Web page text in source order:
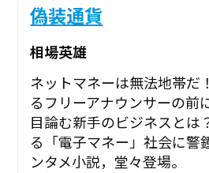
偽装通貨
相場英雄
ネットマネーは無法地帯
るフリーアナウンサーの前
目論む新手のビジネスと
る「電子マネー」社会に警
ンタメ小説，堂々登場。